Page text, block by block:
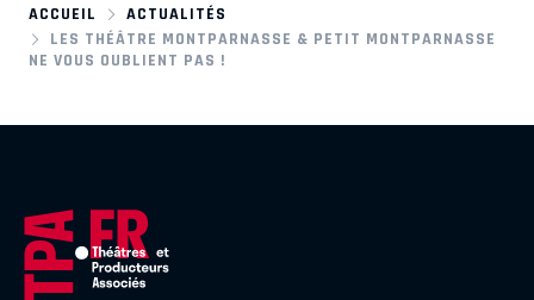
ACCUEIL
ACTUALITÉS
LES THÉÂTRE MONTPARNASSE & PETIT MONTPARNASSE
NE VOUS OUBLIENT PAS !